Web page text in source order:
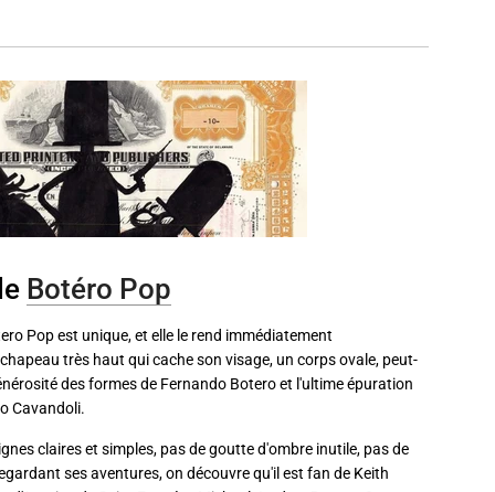
.
.
.
Botéro Pop
Pop est unique, et elle le rend immédiatement
très haut qui cache son visage, un corps ovale, peut-
des formes de Fernando Botero et l'ultime épuration
Cavandoli.
claires et simples, pas de goutte d'ombre inutile, pas de
ses aventures, on découvre qu'il est fan de Keith